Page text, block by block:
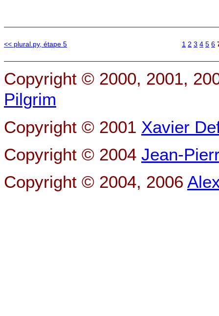
<< plural.py, étape 5 1 2 3 4 5 6
Copyright © 2000, 2001,
Pilgrim
Copyright © 2001 Xavier
Copyright © 2004 Jean-
Copyright © 2004, 2006